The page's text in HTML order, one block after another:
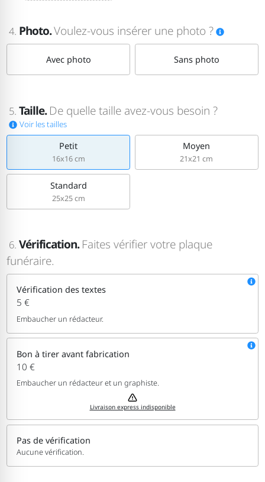
4. Photo.Voulez-vous insérer une photo ?
Avec photo Sans photo
5. Taille. De quelle taille avez-vous besoin ?
Voir les tailles
Petit
16x16 cm
Moyen
21x21 cm
Standard
25x25 cm
6. Vérification. Faites vérifier votre plaque
funéraire.
Vérification des textes
5 €
Embaucher un rédacteur.
Bon à tirer avant fabrication
10 €
Embaucher un rédacteur et un graphiste.
Livraison express indisponible
Pas de vérification
Aucune vérification.